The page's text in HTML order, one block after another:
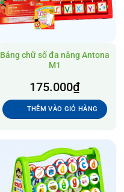
Bảng chữ số đa năng Antona
M1
175.000₫
THÊM VÀO GIỎ HÀNG